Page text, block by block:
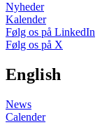
Nyheder
Kalender
Følg os på LinkedIn
Følg os på X
English
News
Calender